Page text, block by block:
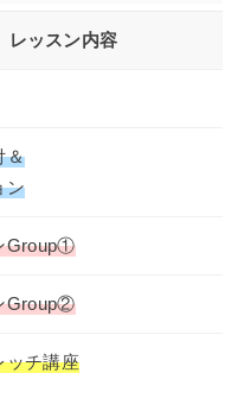
レッスン内容
＆
ン
Group①
Group②
ッチ講座